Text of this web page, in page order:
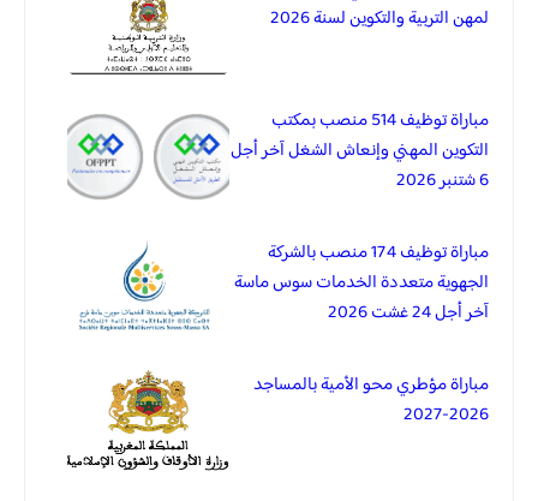
لمهن التربية والتكوين لسنة 2026
مباراة توظيف 514 منصب بمكتب
التكوين المهني وإنعاش الشغل آخر أجل
6 شتنبر 2026
مباراة توظيف 174 منصب بالشركة
الجهوية متعددة الخدمات سوس ماسة
آخر أجل 24 غشت 2026
مباراة مؤطري محو الأمية بالمساجد
2026-2027